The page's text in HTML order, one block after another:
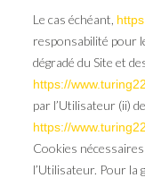
Le cas échéant,
responsabilité pour
dégradé du Site et
https://
par l’Utilisateur (ii)
https://
Cookies
l’Utilisateur. Pour la